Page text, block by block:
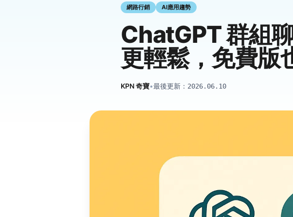
網路行銷 AI應用趨勢
ChatGPT 群組
更輕鬆，免費版
KPN 奇寶•最後更新： 2026.06.10